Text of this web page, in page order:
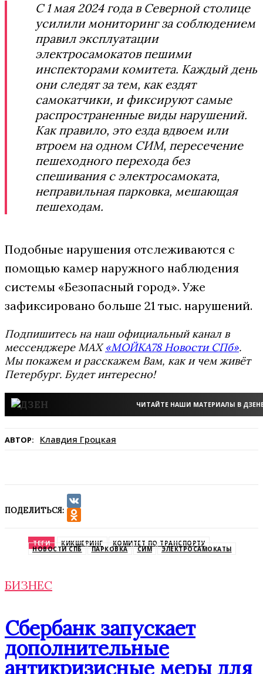
С 1 мая 2024 года в Северной столице
усилили мониторинг за соблюдением
правил эксплуатации
электросамокатов пешими
инспекторами комитета. Каждый день
они следят за тем, как ездят
самокатчики, и фиксируют самые
распространенные виды нарушений.
Как правило, это езда вдвоем или
втроем на одном СИМ, пересечение
пешеходного перехода без
спешивания с электросамоката,
неправильная парковка, мешающая
пешеходам.
Подобные нарушения отслеживаются с
помощью камер наружного наблюдения
системы «Безопасный город». Уже
зафиксировано больше 21 тыс. нарушений.
Подпишитесь на наш официальный канал в
мессенджере MAX«МОЙКА78 Новости СПб».
Мы покажем и расскажем Вам, как и чем живёт
Петербург. Будет интересно!
ЧИТАЙТЕ НАШИ МАТЕРИАЛЫ В
АВТОР: Клавдия Гроцкая
ПОДЕЛИТЬСЯ:
VK
ТЕГИ КИКШЕРИНГ КОМИТЕТ ПО ТРАНСПОРТУ
НОВОСТИ СПБ ПАРКОВКА СИМ ЭЛЕКТРОСАМОКАТЫ
БИЗНЕС
Сбербанк запускает
дополнительные
антикризисные меры для